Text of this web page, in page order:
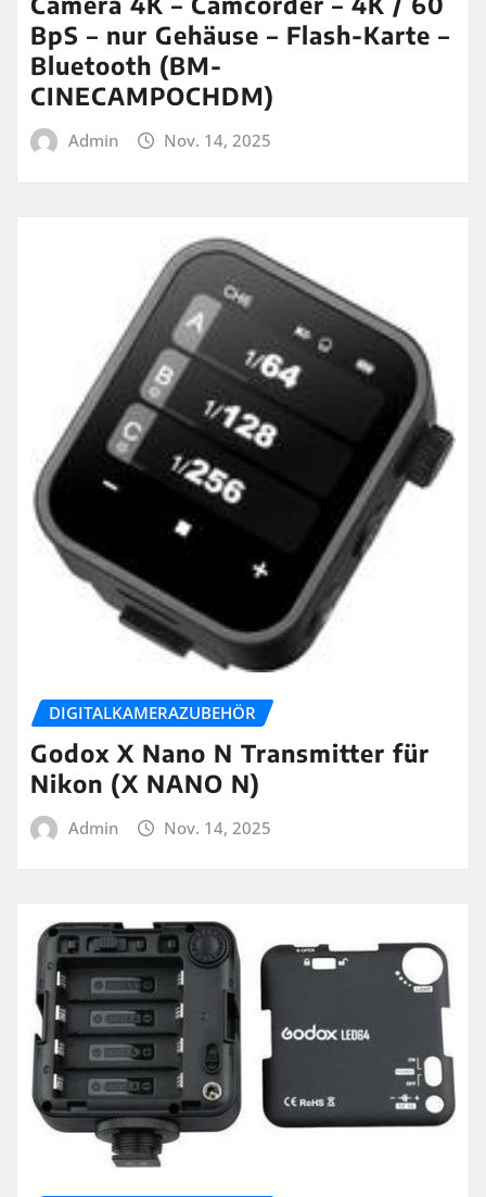
BpS – nur Gehäuse – Flash-Karte –
Bluetooth (BM-
CINECAMPOCHDM)
Admin Nov. 14, 2025
DIGITALKAMERAZUBEHÖR
Godox X Nano N Transmitter für
Nikon (X NANO N)
Admin Nov. 14, 2025